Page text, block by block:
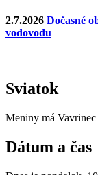
2.7.2026 Dočasné
vodovodu
Sviatok
Meniny má Vavrinec
Dátum a čas